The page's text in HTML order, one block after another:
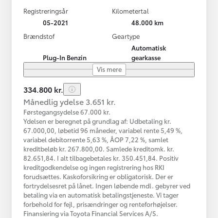
Registreringsår
05-2021
Kilometertal
48.000 km
Brændstof
Plug-In Benzin
Geartype
Automatisk
gearkasse
Vis mere
334.800 kr.
Månedlig ydelse 3.651 kr.
Førstegangsydelse 67.000 kr.
Ydelsen er beregnet på grundlag af: Udbetaling kr.
67.000,00, løbetid 96 måneder, variabel rente 5,49 %,
variabel debitorrente 5,63 %, ÅOP 7,22 %, samlet
kreditbeløb kr. 267.800,00. Samlede kreditomk. kr.
82.651,84. I alt tilbagebetales kr. 350.451,84. Positiv
kreditgodkendelse og ingen registrering hos RKI
forudsættes. Kaskoforsikring er obligatorisk. Der er
fortrydelsesret på lånet. Ingen løbende mdl. gebyrer ved
betaling via en automatisk betalingstjeneste. Vi tager
forbehold for fejl, prisændringer og renteforhøjelser.
Finansiering via Toyota Financial Services A/S.